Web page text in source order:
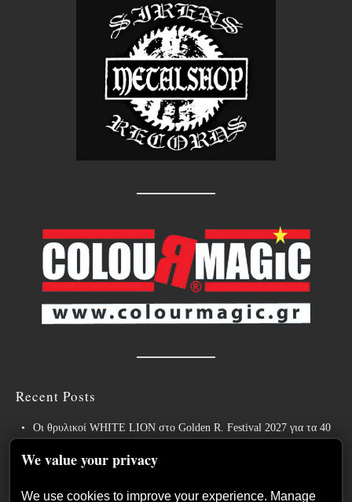
Recent Posts
Οι θρυλικοί WHITE LION στο Golden R. Festival 2027 για τα 40
Ανταπόκριση: Hills Of Rock 2026, Plovdiv BG – Day 3. Paradise
We value your privacy
We use cookies to improve your experience. Manage